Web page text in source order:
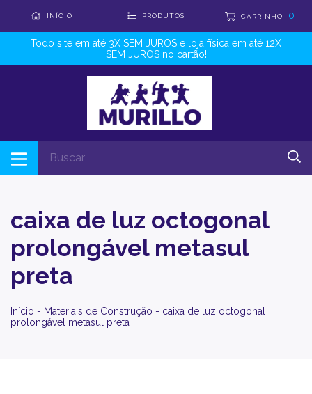
INÍCIO PRODUTOS CARRINHO 0
Todo site em até 3X SEM JUROS e loja física em até 12X
SEM JUROS no cartão!
caixa de luz octogonal
prolongável metasul
preta
Início - Materiais de Construção - caixa de luz octogonal
prolongável metasul preta